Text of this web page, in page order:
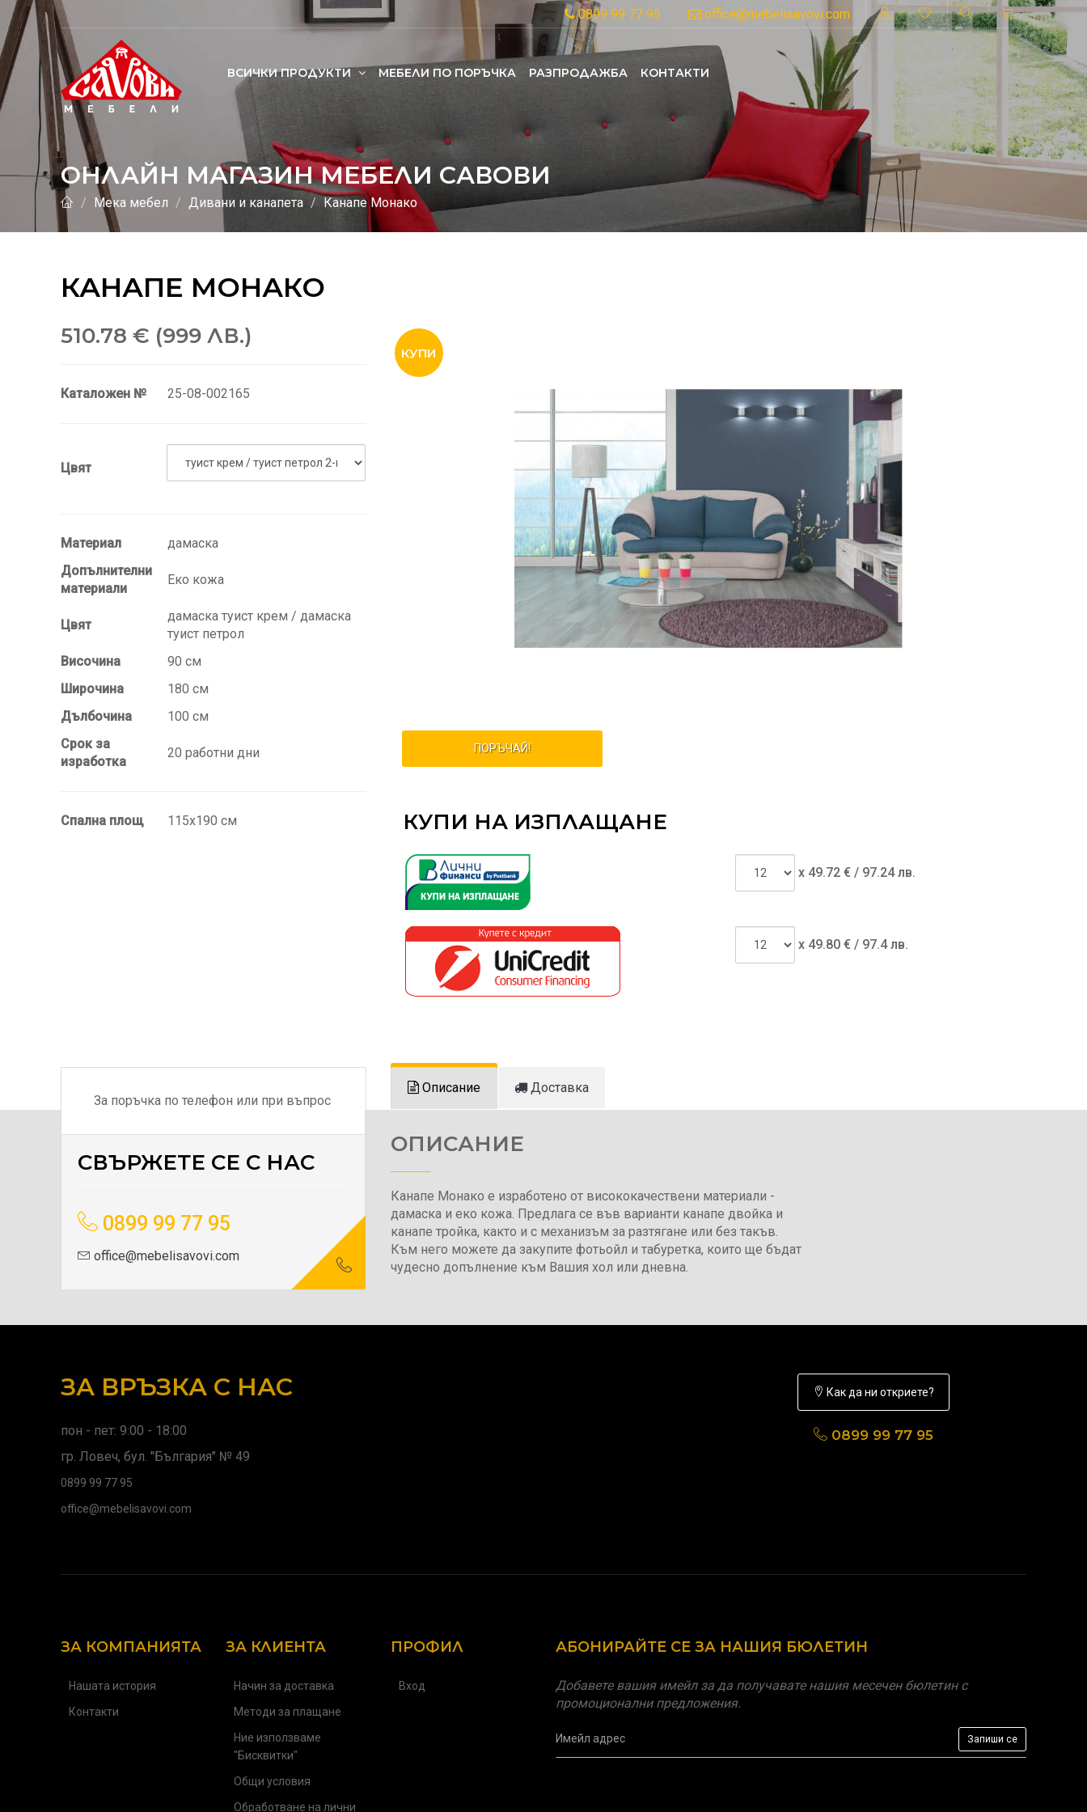
0899 99 77 95 office@mebelisavovi.com
ВСИЧКИ ПРОДУКТИ MЕБЕЛИ ПО ПОРЪЧКА РАЗПРОДАЖБА КОНТАКТИ
ОНЛАЙН МАГАЗИН МЕБЕЛИ САВОВИ
Мека мебел Дивани и канапета Канапе Монако
КАНАПЕ МОНАКО
510.78 € (999 ЛВ.)
Каталожен № 25-08-002165
Цвят
Материал
дамаска
Допълнителни
материали
Еко кожа
Цвят
дамаска туист крем / дамаска
туист петрол
Височина
90 см
Широчина
180 см
Дълбочина
100 см
Срок за
изработка
20 работни дни
Спална площ 115х190 см
ПОРЪЧАЙ!
КУПИ НА ИЗПЛАЩАНЕ
x 49.72€ / 97.24 лв.
x 49.80€ / 97.4 лв.
За поръчка по телефон или при въпрос
СВЪРЖЕТЕ СЕ С НАС
0899 99 77 95
office@mebelisavovi.com
Описание Доставка
ОПИСАНИЕ
Канапе Монако е изработено от висококачествени материали -
дамаска и еко кожа. Предлага се във варианти канапе двойка и
канапе тройка, както и с механизъм за разтягане или без такъв.
Към него можете да закупите фотьойл и табуретка, които ще бъдат
чудесно допълнение към Вашия хол или дневна.
ЗА ВРЪЗКА С НАС
пон - пет: 9:00 - 18:00
гр. Ловеч, бул. "България" № 49
0899 99 77 95
office@mebelisavovi.com
Как да ни откриете?
0899 99 77 95
ЗА КОМПАНИЯТА
Нашата история
Контакти
ЗА КЛИЕНТА
Начин за доставка
Методи за плащане
Ние използваме
"Бисквитки"
Общи условия
Обработване на лични
ПРОФИЛ
Вход
АБОНИРАЙТЕ СЕ ЗА НАШИЯ БЮЛЕТИН
Добавете вашия имейл за да получавате нашия месечен бюлетин с
промоционални предложения.